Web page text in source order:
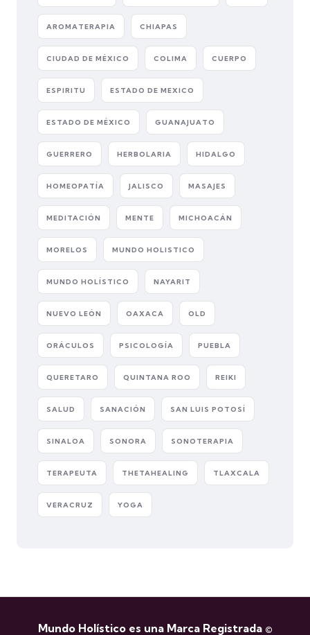
AROMATERAPIA CHIAPAS
CIUDAD DE MÉXICO COLIMA CUERPO
ESPIRITU ESTADO DE MEXICO
ESTADO DE MÉXICO GUANAJUATO
GUERRERO HERBOLARIA HIDALGO
HOMEOPATÍA JALISCO MASAJES
MEDITACIÓN MENTE MICHOACÁN
MORELOS MUNDO HOLISTICO
MUNDO HOLÍSTICO NAYARIT
NUEVO LEÓN OAXACA OLD
ORÁCULOS PSICOLOGÍA PUEBLA
QUERETARO QUINTANA ROO REIKI
SALUD SANACIÓN SAN LUIS POTOSÍ
SINALOA SONORA SONOTERAPIA
TERAPEUTA THETAHEALING TLAXCALA
VERACRUZ YOGA
Mundo Holístico es una Marca Registrada ©